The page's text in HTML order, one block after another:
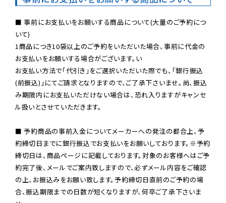
■ 事前にお支払いをお願いする商品について(大量のご予約につ
いて)
1商品につき10袋以上のご予約をいただいた場合、事前に代金の
お支払いをお願いする場合がございます。い
お支払い方法で「代引き」をご選択いただいた際でも、「銀行振込
(前振込)」にてご請求となりますので、ご了承下さいませ。尚、振込
み期限内にお支払いただけない場合は、恐れ入りますがキャンセ
ル扱いとさせていただきます。
■ 予約商品の事前入金についてメーカーへの発注の都合上、予
約締切日までに銀行振込でお支払いをお願いしております。※予約
締切日は、商品ページに記載しております。対象のお客様へはご予
約完了後、メールでご案内致しますので、必ずメール内容をご確認
の上、お振込みをお願い致します。予約締切日直前のご予約の場
合、振込期限までの日数が短くなりますが、何卒ご了承下さいま